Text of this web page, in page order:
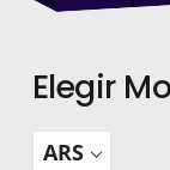
Elegir
ARS